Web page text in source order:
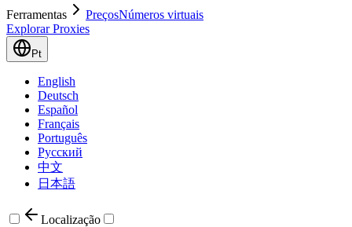
Ferramentas
PreçosNúmeros virtuais
Explorar Proxies
Pt
English
Deutsch
Español
Français
Português
Русский
中文
日本語
Localização